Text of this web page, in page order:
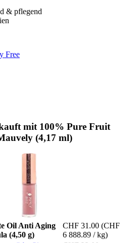
& pflegend
Free
mit 100% Pure Fruit
(4,17 ml)
Oil Anti Aging
(4,50 g)
CHF 31.00 (CHF
6 888.89 / kg)